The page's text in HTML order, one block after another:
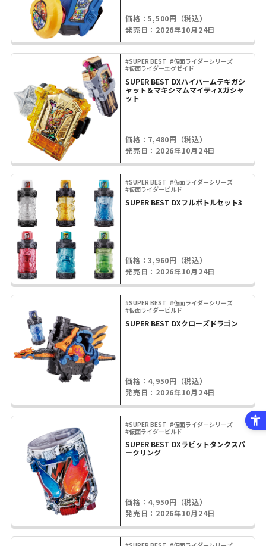
価格：5,500円（税込）
発売日：2026年10月24日
#SUPER BEST #仮面ライダーシリーズ
#仮面ライダーエグゼイド
SUPER BEST DXハイパームテキガシ
ャット＆マキシマムマイティXガシャ
ット
価格：7,480円（税込）
発売日：2026年10月24日
#SUPER BEST #仮面ライダーシリーズ
#仮面ライダービルド
SUPER BEST DXフルボトルセット3
価格：3,960円（税込）
発売日：2026年10月24日
#SUPER BEST #仮面ライダーシリーズ
#仮面ライダービルド
SUPER BEST DXクローズドラゴン
価格：4,950円（税込）
発売日：2026年10月24日
#SUPER BEST #仮面ライダーシリーズ
#仮面ライダービルド
SUPER BEST DXラビットタンクスパ
ークリング
価格：4,950円（税込）
発売日：2026年10月24日